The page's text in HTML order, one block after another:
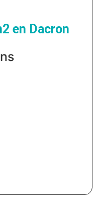
en Dacron